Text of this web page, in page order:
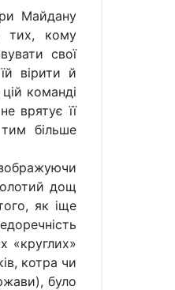
Майдану
тих, кому
свої
вірити й
команді
врятує її
більше
дощ
як іще
«круглих»
котра чи
було